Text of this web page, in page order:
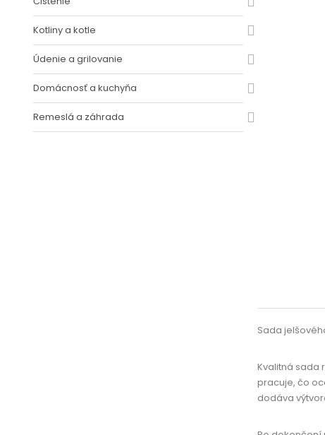
Kotliny a kotle
Údenie a grilovanie
Domácnosť a kuchyňa
Remeslá a záhrada
Sada
Kvalitná sada
pracuje, čo
dodáva